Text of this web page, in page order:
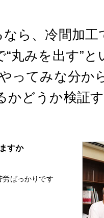
なら、冷間加
“丸みを出す”
ってみな分か
かどうか検証
すか
労ばっかりです